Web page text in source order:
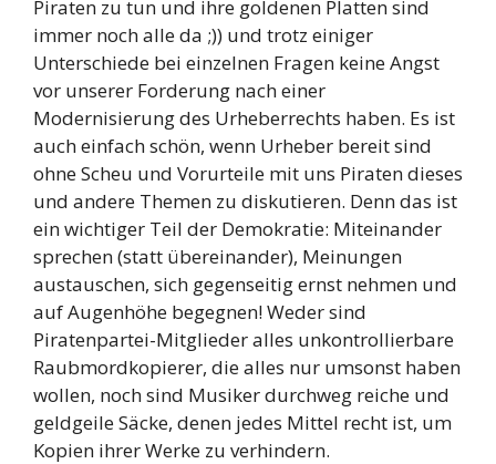
Piraten zu tun und ihre goldenen Platten sind
immer noch alle da ;)) und trotz einiger
Unterschiede bei einzelnen Fragen keine Angst
vor unserer Forderung nach einer
Modernisierung des Urheberrechts haben. Es ist
auch einfach schön, wenn Urheber bereit sind
ohne Scheu und Vorurteile mit uns Piraten dieses
und andere Themen zu diskutieren. Denn das ist
ein wichtiger Teil der Demokratie: Miteinander
sprechen (statt übereinander), Meinungen
austauschen, sich gegenseitig ernst nehmen und
auf Augenhöhe begegnen! Weder sind
Piratenpartei-Mitglieder alles unkontrollierbare
Raubmordkopierer, die alles nur umsonst haben
wollen, noch sind Musiker durchweg reiche und
geldgeile Säcke, denen jedes Mittel recht ist, um
Kopien ihrer Werke zu verhindern.